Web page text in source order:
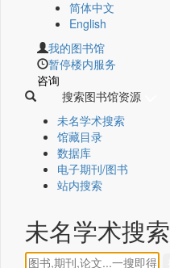
简体中文
English
我的图书馆
暂停楼内服务
咨询
搜索图书馆资源
未名学术搜索
馆藏目录
数据库
电子期刊/图书
站内搜索
未名学术搜索